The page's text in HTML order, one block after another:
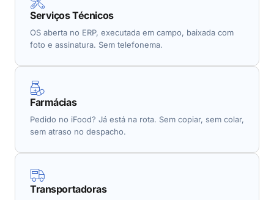
Serviços Técnicos
OS aberta no ERP, executada em campo, baixada com
foto e assinatura. Sem telefonema.
Farmácias
Pedido no iFood? Já está na rota. Sem copiar, sem colar,
sem atraso no despacho.
Transportadoras